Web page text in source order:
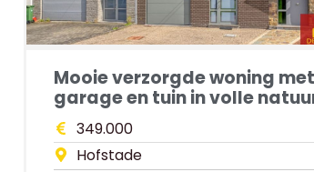
Mooie verzorgde woning met
garage en tuin in volle
349.000
Hofstade